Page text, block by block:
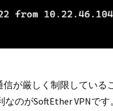
が厳しく制限している
のがSoftEther VPNです。